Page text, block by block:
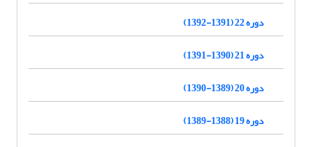
دوره 22 (1391-1392)
دوره 21 (1390-1391)
دوره 20 (1389-1390)
دوره 19 (1388-1389)